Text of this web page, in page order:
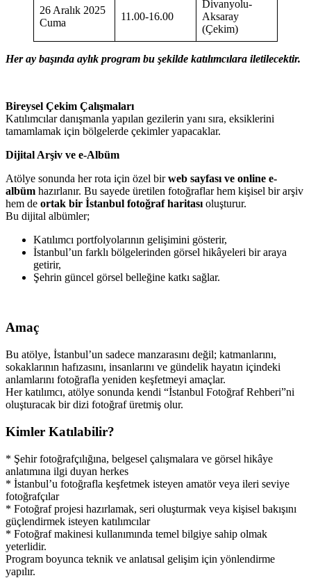
26 Aralık 2025
Cuma
11.00-16.00
Divanyolu-
Aksaray
(Çekim)
Her ay başında aylık program bu şekilde katılımcılara iletilecektir.
Bireysel Çekim Çalışmaları
Katılımcılar danışmanla yapılan gezilerin yanı sıra, eksiklerini
tamamlamak için bölgelerde çekimler yapacaklar.
Dijital Arşiv ve e-Albüm
Atölye sonunda her rota için özel birweb sayfası ve online e-
albüm hazırlanır. Bu sayede üretilen fotoğraflar hem kişisel bir arşiv
hem de ortak bir İstanbul fotoğraf haritası oluşturur.
Bu dijital albümler;
Katılımcı portfolyolarının gelişimini gösterir,
İstanbul’un farklı bölgelerinden görsel hikâyeleri bir araya
getirir,
Şehrin güncel görsel belleğine katkı sağlar.
Amaç
Bu atölye, İstanbul’un sadece manzarasını değil; katmanlarını,
sokaklarının hafızasını, insanlarını ve gündelik hayatın içindeki
anlamlarını fotoğrafla yeniden keşfetmeyi amaçlar.
Her katılımcı, atölye sonunda kendi “İstanbul Fotoğraf Rehberi”ni
oluşturacak bir dizi fotoğraf üretmiş olur.
Kimler Katılabilir?
* Şehir fotoğrafçılığına, belgesel çalışmalara ve görsel hikâye
anlatımına ilgi duyan herkes
* İstanbul’u fotoğrafla keşfetmek isteyen amatör veya ileri seviye
fotoğrafçılar
* Fotoğraf projesi hazırlamak, seri oluşturmak veya kişisel bakışını
güçlendirmek isteyen katılımcılar
* Fotoğraf makinesi kullanımında temel bilgiye sahip olmak
yeterlidir.
Program boyunca teknik ve anlatısal gelişim için yönlendirme
yapılır.